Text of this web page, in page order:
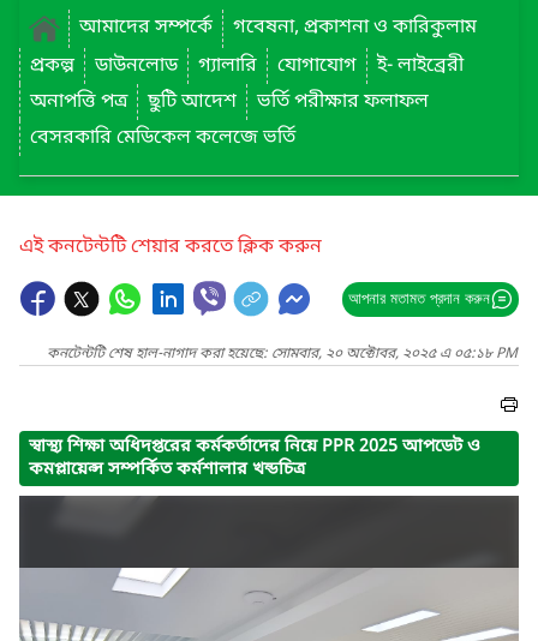
আমাদের সম্পর্কে
গবেষনা, প্রকাশনা ও কারিকুলাম
প্রকল্প
ডাউনলোড গ্যালারি যোগাযোগ
ই- লাইব্রেরী
অনাপত্তি পত্র
ছুটি আদেশ
ভর্তি পরীক্ষার ফলাফল
বেসরকারি মেডিকেল কলেজে ভর্তি
এই কনটেন্টটি শেয়ার করতে ক্লিক করুন
আপনার মতামত প্রদান করুন
কনটেন্টটি শেষ হাল-নাগাদ করা হয়েছে: সোমবার, ২০ অক্টোবর, ২০২৫ এ ০৫:১৮ PM
স্বাস্থ্য শিক্ষা অধিদপ্তরের কর্মকর্তাদের নিয়ে PPR 2025 আপডেট ও
কমপ্লায়েন্স সম্পর্কিত কর্মশালার খন্ডচিত্র